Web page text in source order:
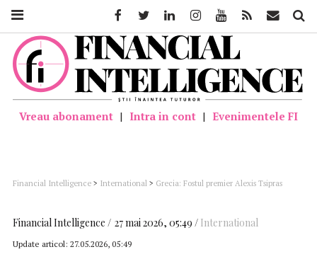
Vreau abonament | Intra in cont | Evenimentele FI
Financial Intelligence > International > Grecia: Fostul premier Alexis Tsipras
Financial Intelligence 27 mai 2026, 05:49 International
Update articol: 27.05.2026, 05:49
FacebookTwitter LinkedinInstagramYoutube Feed Mail